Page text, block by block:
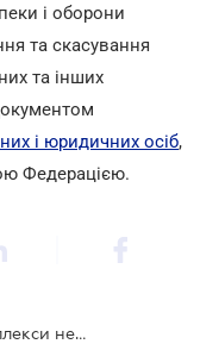
і оборони
та скасування
та інших
і юридичних осіб,
Федерацією.
НКЦПФР: заборонені програмні комплекси не можуть використовуватися для здійснення операцій